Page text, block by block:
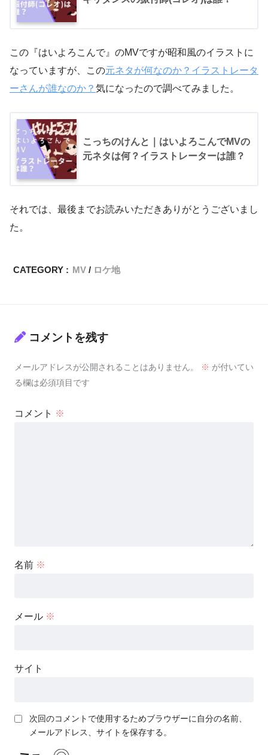
この『はいよろこんで』のMVですが昭和風のイラストに
なっていますが、この元ネタが何なのか？イラストレータ
ーさんが誰なのか？ 気になったので調べてみました。
こっちのけんと｜はいよろこんでMVの
元ネタは何？イラストレーターは誰？
それでは、最後までお読みいただきありがとうございまし
た。
CATEGORY : MV ロケ地
コメントを残す
メールアドレスが公開されることはありません。 ※ が付いてい
る欄は必須項目です
コメント ※
名前 ※
メール ※
サイト
次回のコメントで使用するためブラウザーに自分の名前、
メールアドレス、サイトを保存する。